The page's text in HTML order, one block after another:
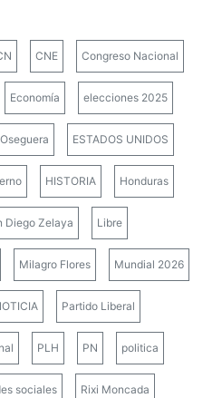
CNE Congreso Nacional
Economía elecciones 2025
ESTADOS UNIDOS
HISTORIA Honduras
Diego Zelaya Libre
Milagro Flores Mundial 2026
Partido Liberal
PLH PN politica
sociales Rixi Moncada